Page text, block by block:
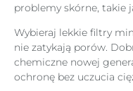
problemy skórne, takie
Wybieraj lekkie filtry
nie zatykają porów.
chemiczne nowej
ochronę bez uczucia